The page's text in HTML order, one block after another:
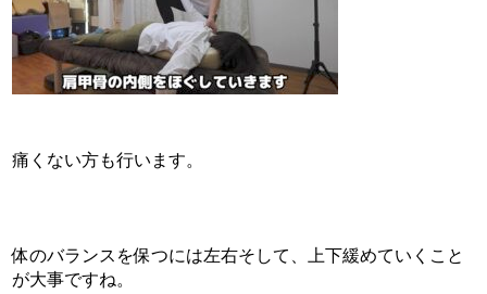
痛くない方も行います。
体のバランスを保つには左右そして、上下緩めていくこと
が大事ですね。